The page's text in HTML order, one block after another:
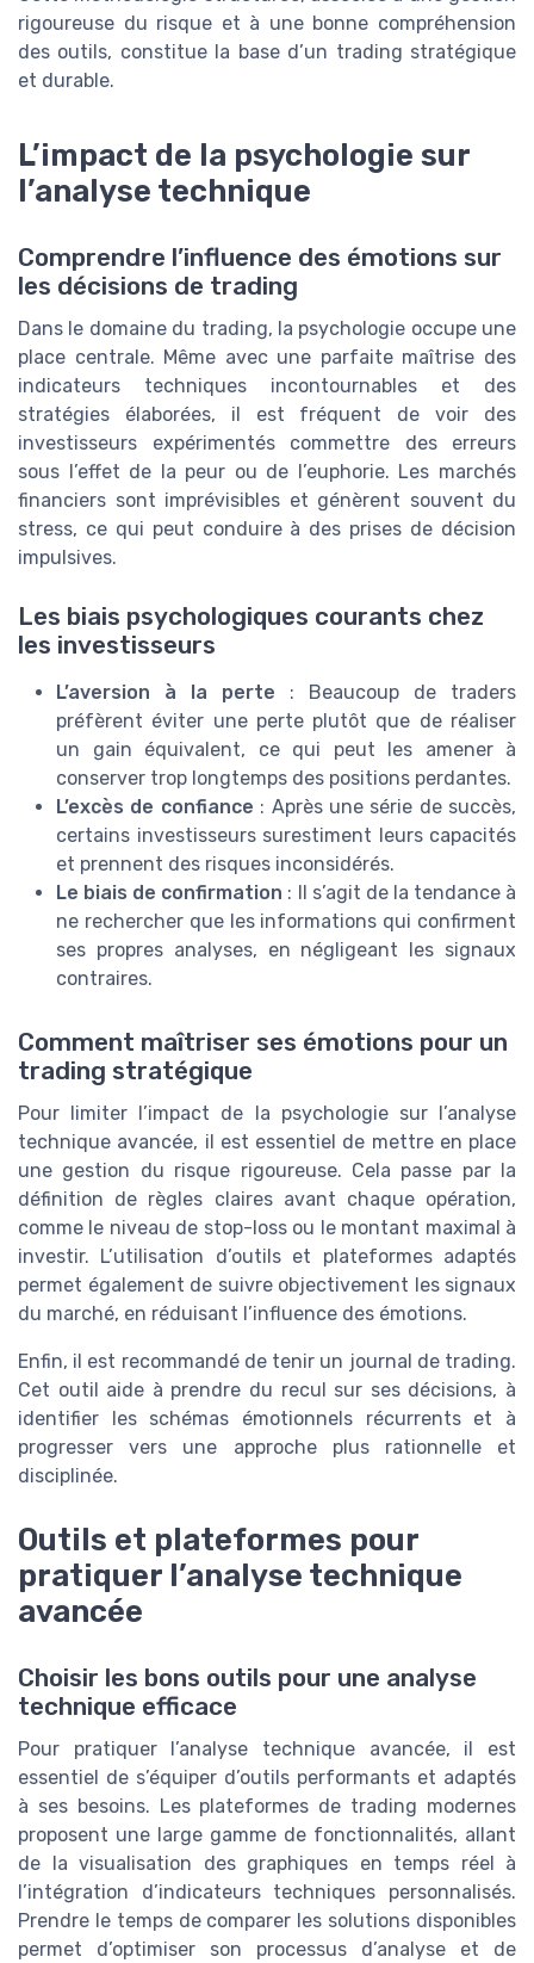
rigoureuse du risque et à une bonne compréhension
des outils, constitue la base d’un trading stratégique
et durable.
L’impact de la psychologie sur
l’analyse technique
Comprendre l’influence des émotions sur
les décisions de trading
Dans le domaine du trading, la psychologie occupe une
place centrale. Même avec une parfaite maîtrise des
indicateurs techniques incontournables et des
stratégies élaborées, il est fréquent de voir des
investisseurs expérimentés commettre des erreurs
sous l’effet de la peur ou de l’euphorie. Les marchés
financiers sont imprévisibles et génèrent souvent du
stress, ce qui peut conduire à des prises de décision
impulsives.
Les biais psychologiques courants chez
les investisseurs
L’aversion à la perte : Beaucoup de traders
préfèrent éviter une perte plutôt que de réaliser
un gain équivalent, ce qui peut les amener à
conserver trop longtemps des positions perdantes.
L’excès de confiance : Après une série de succès,
certains investisseurs surestiment leurs capacités
et prennent des risques inconsidérés.
Le biais de confirmation : Il s’agit de la tendance à
ne rechercher que les informations qui confirment
ses propres analyses, en négligeant les signaux
contraires.
Comment maîtriser ses émotions pour un
trading stratégique
Pour limiter l’impact de la psychologie sur l’analyse
technique avancée, il est essentiel de mettre en place
une gestion du risque rigoureuse. Cela passe par la
définition de règles claires avant chaque opération,
comme le niveau de stop-loss ou le montant maximal à
investir. L’utilisation d’outils et plateformes adaptés
permet également de suivre objectivement les signaux
du marché, en réduisant l’influence des émotions.
Enfin, il est recommandé de tenir un journal de trading.
Cet outil aide à prendre du recul sur ses décisions, à
identifier les schémas émotionnels récurrents et à
progresser vers une approche plus rationnelle et
disciplinée.
Outils et plateformes pour
pratiquer l’analyse technique
avancée
Choisir les bons outils pour une analyse
technique efficace
Pour pratiquer l’analyse technique avancée, il est
essentiel de s’équiper d’outils performants et adaptés
à ses besoins. Les plateformes de trading modernes
proposent une large gamme de fonctionnalités, allant
de la visualisation des graphiques en temps réel à
l’intégration d’indicateurs techniques personnalisés.
Prendre le temps de comparer les solutions disponibles
permet d’optimiser son processus d’analyse et de